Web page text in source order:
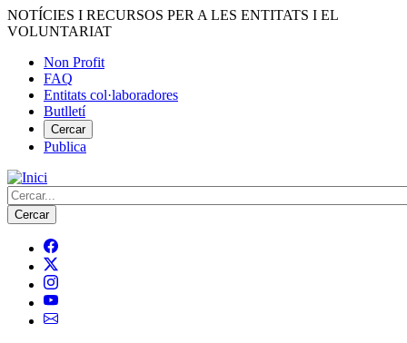
Vés
al
NOTÍCIES I RECURSOS PER A LES ENTITATS I EL
VOLUNTARIAT
Menú
del
compte
d'usuari
Non Profit
FAQ
Entitats col·laboradores
Butlletí
Cercar
Publica
Cerca